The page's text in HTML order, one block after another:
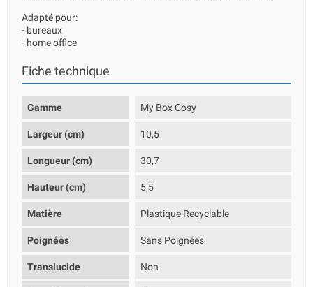
Adapté pour:
- bureaux
- home office
Fiche technique
Gamme My Box Cosy
Largeur (cm) 10,5
Longueur (cm) 30,7
Hauteur (cm) 5,5
Matière Plastique Recyclable
Poignées Sans Poignées
Translucide Non